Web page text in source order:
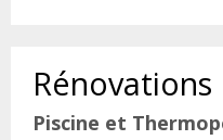
Rénovations
Piscine et